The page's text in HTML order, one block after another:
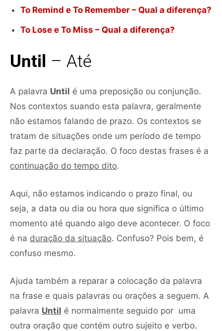
To Remind e To Remember – Qual a diferença?
To Lose e To Miss – Qual a diferença?
Until – Até
A palavra Until é uma preposição ou conjunção.
Nos contextos suando esta palavra, geralmente
não estamos falando de prazo. Os contextos se
tratam de situações onde um período de tempo
faz parte da declaração. O foco destas frases é a
continuação do tempo dito.
Aqui, não estamos indicando o prazo final, ou
seja, a data ou dia ou hora que significa o último
momento até quando algo deve acontecer. O foco
é na duração da situação. Confuso? Pois bem, é
confuso mesmo.
Ajuda também a reparar a colocação da palavra
na frase e quais palavras ou orações a seguem. A
palavra Until é normalmente seguido por uma
outra oração que contém outro sujeito e verbo.